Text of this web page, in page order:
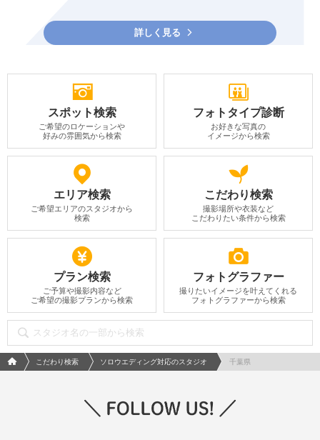
詳しく見る
スポット検索
ご希望のロケーションや
好みの雰囲気から検索
フォトタイプ診断
お好きな写真の
イメージから検索
エリア検索
ご希望エリアのスタジオから
検索
こだわり検索
撮影場所や衣装など
こだわりたい条件から検索
プラン検索
ご予算や撮影内容など
ご希望の撮影プランから検索
フォトグラファー
撮りたいイメージを叶えてくれる
フォトグラファーから検索
フォトウエディング/結婚写真のPhotorait ホーム
こだわり検索 ソロウエディング対応のスタジオ 千葉県